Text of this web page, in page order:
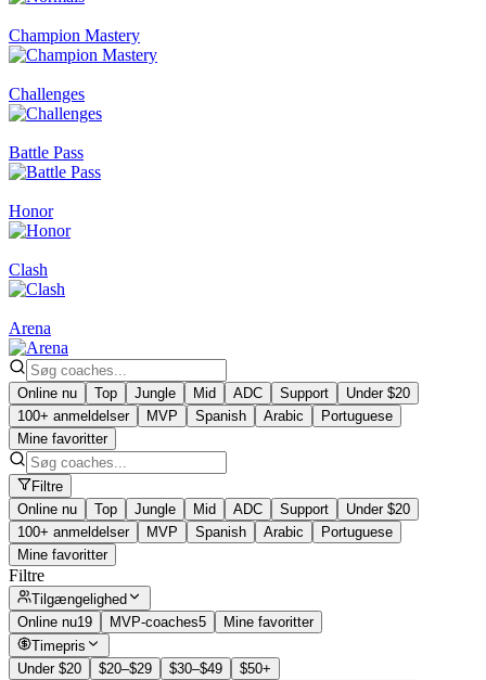
Champion Mastery
Challenges
Battle Pass
Honor
Clash
Arena
Online nu Top Jungle Mid ADC Support
Under $20
100+ anmeldelser
MVP Spanish Arabic
Portuguese
Mine favoritter
Filtre
Online nu
Top Jungle Mid ADC Support
Under $20
100+ anmeldelser
MVP Spanish Arabic
Portuguese
Mine favoritter
Filtre
Tilgængelighed
Online nu19 MVP-coaches5
Mine favoritter
Timepris
Under $20
$20–$29 $30–$49 $50+